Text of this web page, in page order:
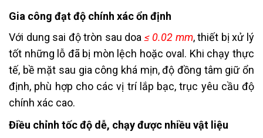
Gia công đạt độ chính xác ổn định
Với dung sai độ tròn sau doa ≤ 0.02 mm, thiết bị xử lý
tốt những lỗ đã bị mòn lệch hoặc oval. Khi chạy thực
tế, bề mặt sau gia công khá mịn, độ đồng tâm giữ ổn
định, phù hợp cho các vị trí lắp bạc, trục yêu cầu độ
chính xác cao.
Điều chỉnh tốc độ dễ, chạy được nhiều vật liệu